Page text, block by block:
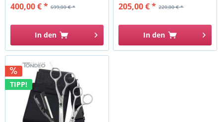
699,00 € *
400,00 € *
In den
220,00 € *
205,00 € *
In den
TIPP!